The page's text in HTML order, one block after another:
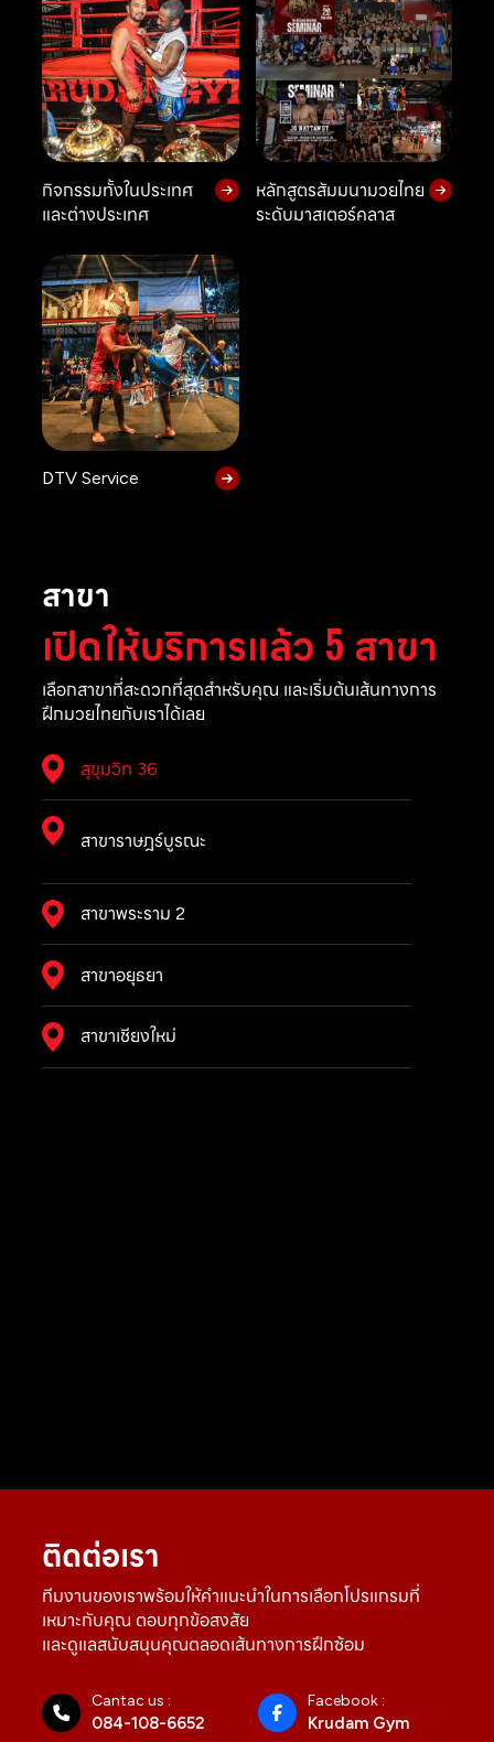
กิจกรรมทั้งในประเทศ
และต่างประเทศ
หลักสูตรสัมมนามวยไทย
ระดับมาสเตอร์คลาส
DTV Service
สาขา
เปิดให้บริการแล้ว 5 สาขา
เลือกสาขาที่สะดวกที่สุดสำหรับคุณ และเริ่มต้นเส้นทางการ
ฝึกมวยไทยกับเราได้เลย
สุขุมวิท 36
สาขาราษฎร์บูรณะ
สาขาพระราม 2
สาขาอยุธยา
สาขาเชียงใหม่
ติดต่อเรา
ทีมงานของเราพร้อมให้คำแนะนำในการเลือกโปรแกรมที่
เหมาะกับคุณ ตอบทุกข้อสงสัย
และดูแลสนับสนุนคุณตลอดเส้นทางการฝึกซ้อม
Cantac us :
084-108-6652
Facebook :
Krudam Gym